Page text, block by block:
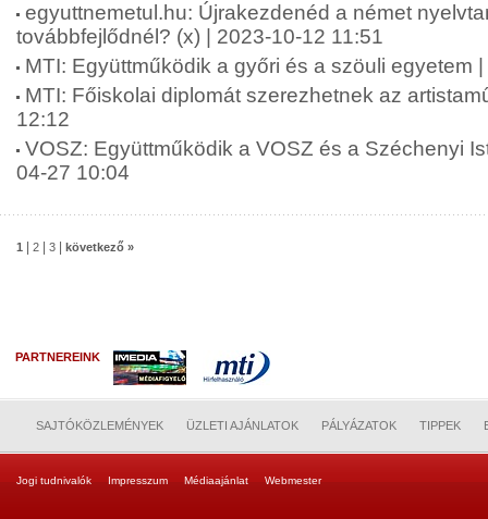
egyuttnemetul.hu: Újrakezdenéd a német
továbbfejlődnél? (x) | 2023-10-12 11:51
MTI: Együttműködik a győri és a szöuli egyetem
MTI: Főiskolai diplomát szerezhetnek az
12:12
VOSZ: Együttműködik a VOSZ és a Széchenyi
04-27 10:04
1 2 3 következő »
PARTNEREINK
SAJTÓKÖZLEMÉNYEK ÜZLETI AJÁNLATOK PÁLYÁZATOK TIPPEK
Jogi tudnivalók Impresszum Médiaajánlat Webmester